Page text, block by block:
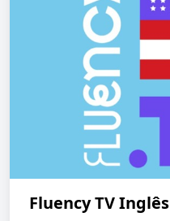
Fluency TV Inglês